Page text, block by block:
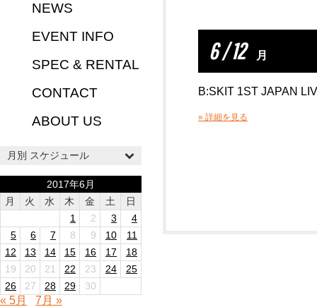
NEWS
EVENT INFO
SPEC & RENTAL
CONTACT
ABOUT US
月別 スケジュール
2017年6月
月
火 水 木 金 土
日
1
2 3
4
5
6 7 8 9 10
11
12
13 14 15 16 17
18
19
20 21 22 23 24
25
26
27 28 29 30
« 5月 7月 »
6 / 12 月
B:SKIT 1ST JAPAN
» 詳細を見る